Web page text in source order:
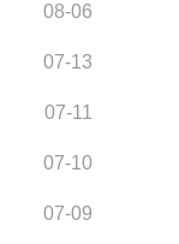
08-06
07-13
07-11
07-10
07-09